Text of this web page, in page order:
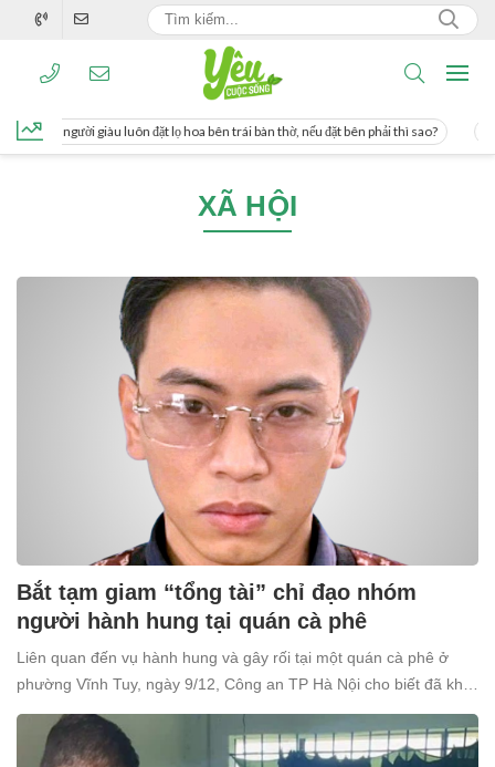
người giàu luôn đặt lọ hoa bên trái bàn thờ, nếu đặt bên phải thì sao?
XÃ HỘI
Bắt tạm giam “tổng tài” chỉ đạo nhóm
người hành hung tại quán cà phê
Liên quan đến vụ hành hung và gây rối tại một quán cà phê ở
phường Vĩnh Tuy, ngày 9/12, Công an TP Hà Nội cho biết đã khởi
tố và bắt tạm giam Nguyễn Văn Thiên (SN 1998, trú tại xã Ô
Diên, Hà Nội) để điều tra về tội “Gây rối trật tự công cộng”.